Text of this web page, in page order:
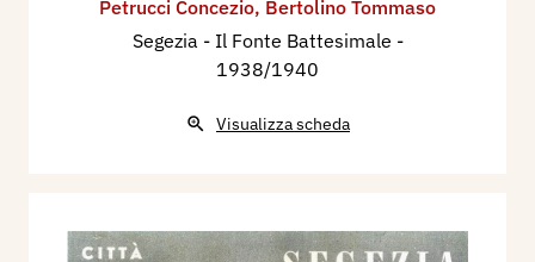
Petrucci Concezio, Bertolino Tommaso
Segezia - Il Fonte Battesimale -
1938/1940
Visualizza scheda